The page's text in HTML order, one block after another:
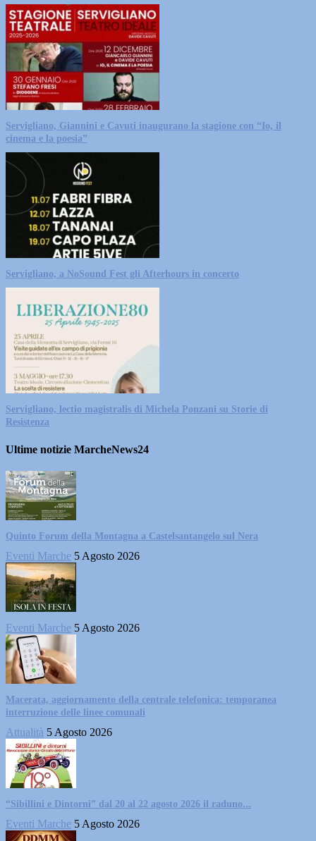
Servigliano, Giannini e Cavuti inaugurano la stagione con “Io, il
cinema e la poesia”
Servigliano, a NoSound Fest gli Afterhours in concerto
Servigliano, lectio magistralis di Michela Ponzani su Storie di
Resistenza
Ultime notizie MarcheNews24
Quinto Forum della Montagna a Castelsantangelo sul Nera
Eventi Marche 5 Agosto 2026
Eventi Marche 5 Agosto 2026
Macerata, aggiornamento della centrale telefonica: temporanea
interruzione delle linee comunali
Attualità 5 Agosto 2026
“Sibillini e Dintorni” dal 20 al 22 agosto 2026 il raduno...
Eventi Marche 5 Agosto 2026